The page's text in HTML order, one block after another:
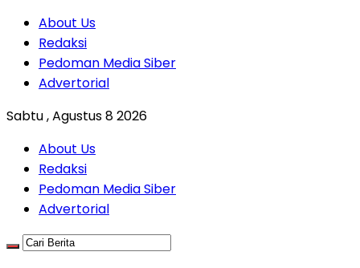
About Us
Redaksi
Pedoman Media Siber
Advertorial
Sabtu , Agustus 8 2026
About Us
Redaksi
Pedoman Media Siber
Advertorial